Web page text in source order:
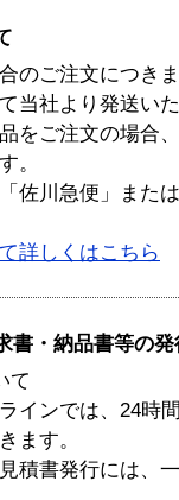
のご注文につき
当社より発送い
をご注文の場合
。
佐川急便」また
詳しくはこちら
書・納品書等の
て
インでは、24時
ます。
積書発行には、